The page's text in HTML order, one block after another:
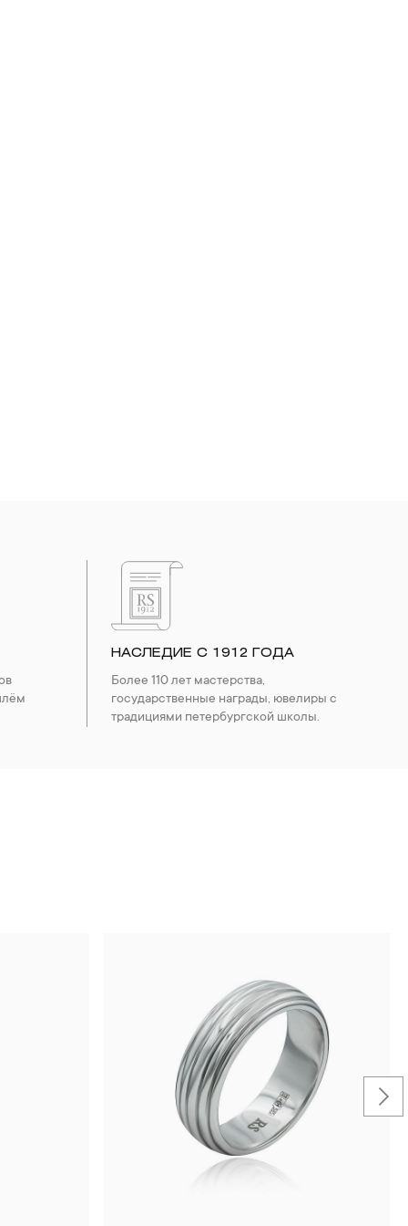
НАСЛЕДИЕ С 1912 ГОДА
Более 110 лет мастерства,
государственные награды, ювелиры с
традициями петербургской школы.